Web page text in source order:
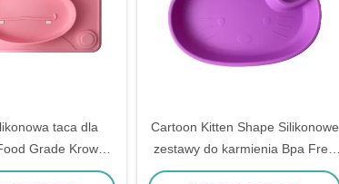
taca dla
Grade Krowa
Płyta ssąca do
Cartoon Kitten Shape Silikonowe
zestawy do karmienia Bpa Free
Baby Plates